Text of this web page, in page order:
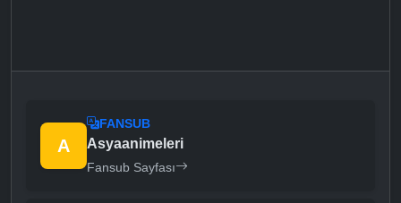
A
FANSUB
Asyaanimeleri
Fansub Sayfası